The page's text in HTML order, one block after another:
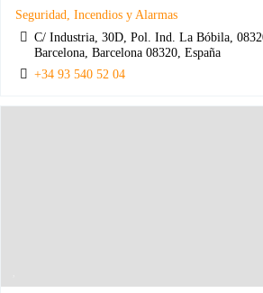
Seguridad, Incendios y Alarmas
C/ Industria, 30D, Pol. Ind. La Bóbila,
Barcelona, Barcelona 08320, España
+34 93 540 52 04